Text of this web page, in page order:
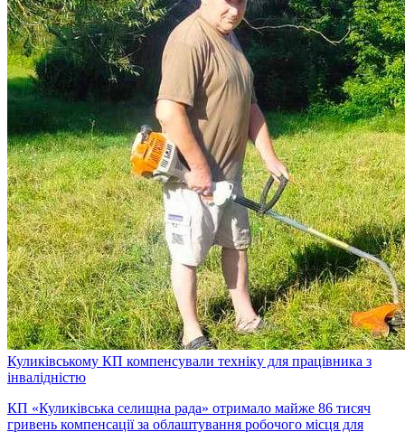
Куликівському КП компенсували техніку для працівника з
інвалідністю
КП «Куликівська селищна рада» отримало майже 86 тисяч
гривень компенсації за облаштування робочого місця для